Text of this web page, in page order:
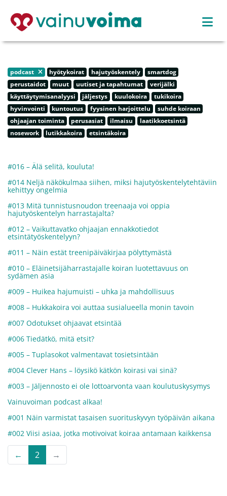
podcast hyötykoirat hajutyöskentely
smartdog
perustaidot
muut uutiset ja tapahtumat
verijälki
käyttäytymisanalyysi
jäljestys kuulokoira
tukikoira
hyvinvointi
kuntoutus fyysinen harjoittelu
suhde koiraan
ohjaajan toiminta
perusasiat ilmaisu
laatikkoetsintä
nosework
lutikkakoira etsintäkoira
#016 – Älä selitä, kouluta!
#014 Neljä näkökulmaa siihen, miksi hajutyöskentelytehtäviin
kehittyy ongelmia
#013 Mitä tunnistusnoudon treenaaja voi oppia
hajutyöskentelyn harrastajalta?
#012 – Vaikuttavatko ohjaajan ennakkotiedot
etsintätyöskentelyyn?
#011 – Näin estät treenipäiväkirjaa pölyttymästä
#010 – Eläinetsijäharrastajalle koiran luotettavuus on
sydämen asia
#009 – Huikea hajumuisti – uhka ja mahdollisuus
#008 – Hukkakoira voi auttaa susialueella monin tavoin
#007 Odotukset ohjaavat etsintää
#006 Tiedätkö, mitä etsit?
#005 – Tuplasokot valmentavat tosietsintään
#004 Clever Hans – löysikö kätkön koirasi vai sinä?
#003 – Jäljennosto ei ole lottoarvonta vaan koulutuskysymys
Vainuvoiman podcast alkaa!
#001 Näin varmistat tasaisen suorituskyvyn työpäivän aikana
#002 Viisi asiaa, jotka motivoivat koiraa antamaan kaikkensa
← 2 →